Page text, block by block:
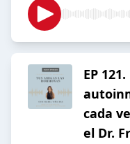
EP
cada
el Dr.